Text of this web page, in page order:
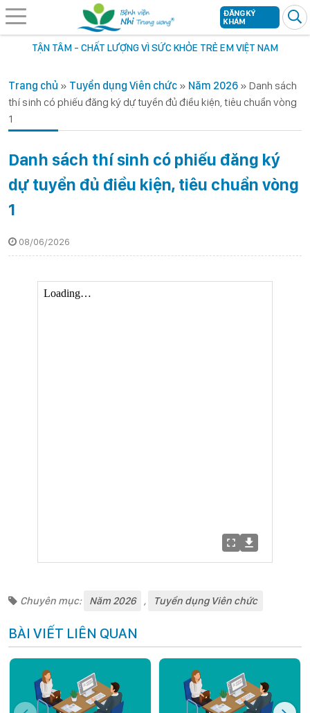
TẬN TÂM - CHẤT LƯỢNG VÌ SỨC KHỎE TRẺ EM VIỆT NAM
ĐĂNG KÝ
KHÁM
Trang chủ » Tuyển dụng Viên chức » Năm 2026 » Danh sách
thí sinh có phiếu đăng ký dự tuyển đủ điều kiện, tiêu chuẩn vòng
1
Danh sách thí sinh có phiếu đăng ký
dự tuyển đủ điều kiện, tiêu chuẩn vòng
1
08/06/2026
Chuyên mục: Năm 2026 , Tuyển dụng Viên chức
BÀI VIẾT LIÊN QUAN